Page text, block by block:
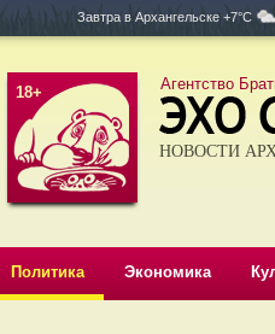
Завтра в Архангельске +7°C
18+ Агентство
НОВОСТИ
Политика Экономика